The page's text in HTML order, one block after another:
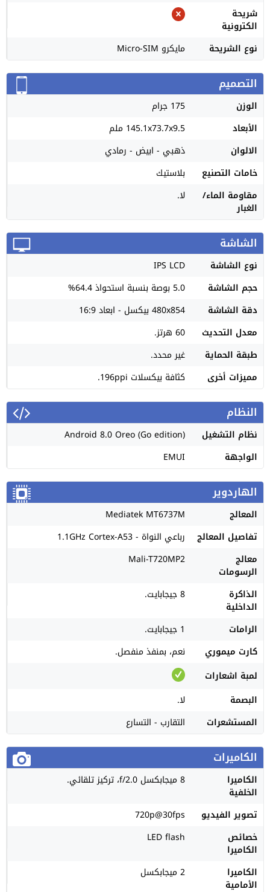
شريحة
الكترونية
نوع الشريحة
مايكرو Micro-SIM
التصميم
الوزن
175 جرام
الأبعاد
145.1x73.7x9.5 ملم
الالوان
ذهبي - ابيض - رمادي
خامات التصنيع
بلاستيك
مقاومة الماء/
الغبار
لا.
الشاشة
نوع الشاشة
IPS LCD
حجم الشاشة
5.0 بوصة بنسبة استحواذ 64.4%
دقة الشاشة
480x854 بيكسل - ابعاد 16:9
معدل التحديث
60 هرتز.
طبقة الحماية
غير محدد.
مميزات أخرى
كثافة بيكسلات 196ppi.
النظام
نظام التشغيل
Android 8.0 Oreo (Go edition)
الواجهة
EMUI
الهاردوير
المعالج
Mediatek MT6737М
تفاصيل المعالج
رباعي النواة - 1.1GHz Cortex-A53
معالج
الرسومات
Mali-T720MP2
الذاكرة
الداخلية
8 جيجابايت.
الرامات
1 جيجابايت.
كارت ميموري
نعم، بمنفذ منفصل.
لمبة اشعارات
البصمة
لا.
المستشعرات
التقارب - التسارع
الكاميرات
الكاميرا
الخلفية
8 ميجابكسل f/2.0، تركيز تلقائي.
تصوير الفيديو
720p@30fps
خصائص
الكاميرا
LED flash
الكاميرا
الأمامية
2 ميجابكسل